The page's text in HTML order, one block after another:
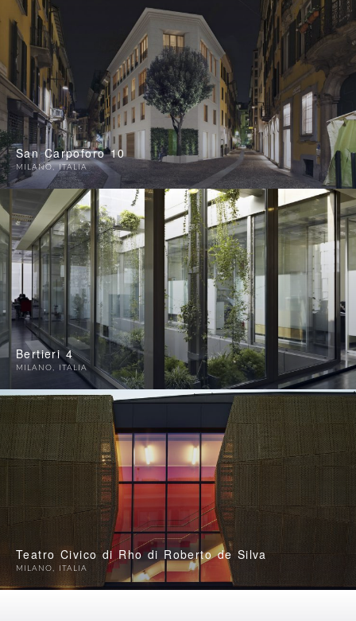
San Carpoforo 10
MILANO,ITALIA
Bertieri 4
MILANO, ITALIA
Teatro Civico di Rho di Roberto de Silva
MILANO, ITALIA